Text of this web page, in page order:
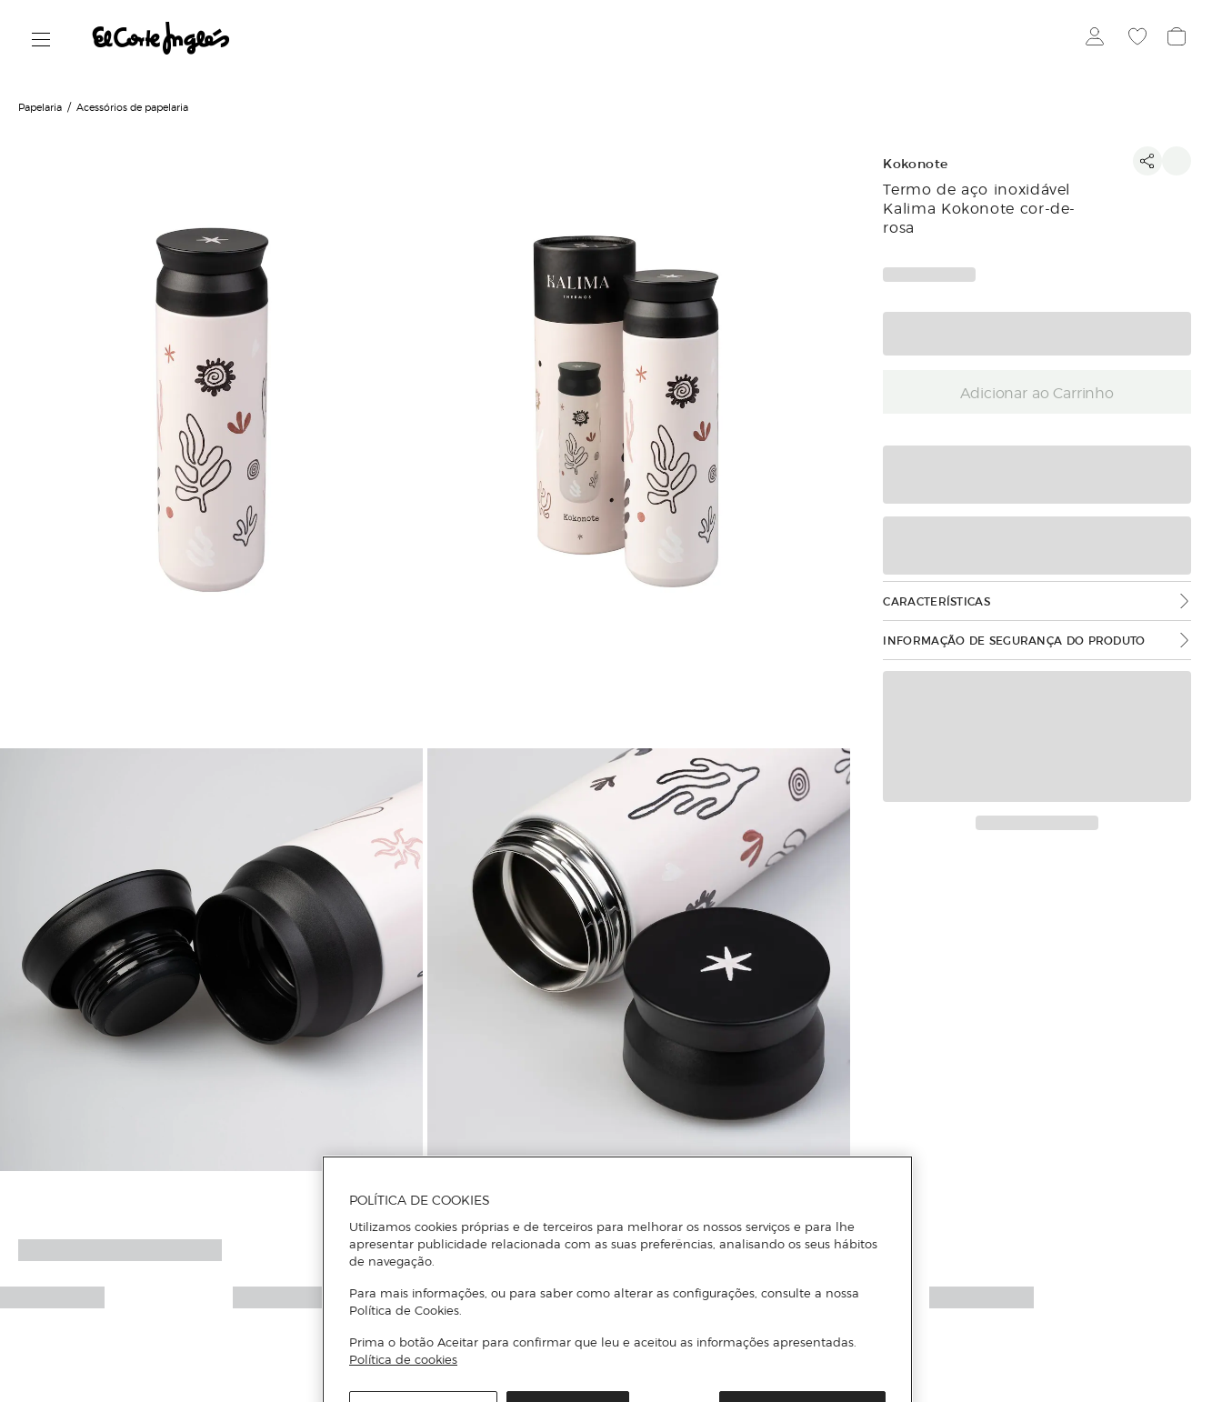
Papelaria Acessórios de papelaria
Kokonote
Termo de aço inoxidável
Kalima Kokonote cor-de-
rosa
Adicionar ao Carrinho
CARACTERÍSTICAS
INFORMAÇÃO DE SEGURANÇA DO PRODUTO
POLÍTICA DE COOKIES
Utilizamos cookies próprias e de terceiros para melhorar os nossos serviços e para lhe
apresentar publicidade relacionada com as suas preferências, analisando os seus hábitos
de navegação.
Para mais informações, ou para saber como alterar as configurações, consulte a nossa
Política de Cookies.
Prima o botão Aceitar para confirmar que leu e aceitou as informações apresentadas.
Política de cookies